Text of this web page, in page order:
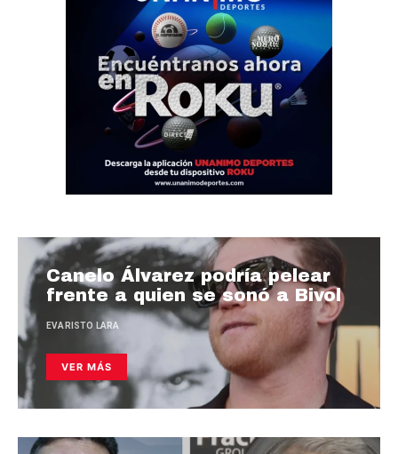
Canelo Álvarez podría pelear
frente a quien se sonó a Bivol
EVARISTO LARA
VER MÁS